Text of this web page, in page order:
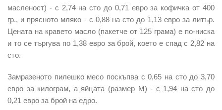
масленост) - с 2,74 на сто до 0,71 евро за кофичка от 400
гр., и прясното мляко - с 0,88 на сто до 1,13 евро за литър.
Цената на кравето масло (пакетче от 125 грама) е по-ниска
и то се търгува по 1,38 евро за брой, което е спад с 2,82 на
сто.
Замразеното пилешко месо поскъпва с 0,65 на сто до 3,70
евро за килограм, а яйцата (размер М) - с 1,94 на сто до
0,21 евро за брой на едро.